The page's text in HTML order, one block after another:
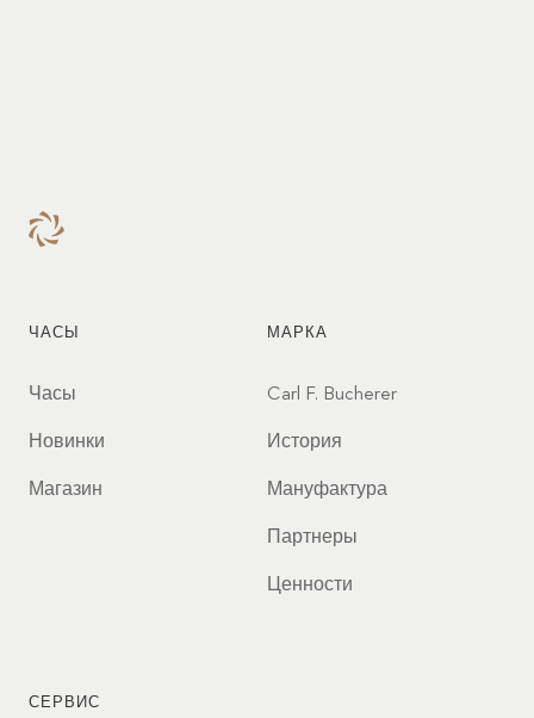
ЧАСЫ
Часы
Новинки
Магазин
МАРКА
Carl F. Bucherer
История
Мануфактура
Партнеры
Ценности
СЕРВИС